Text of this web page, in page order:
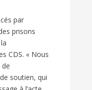
par
prisons
CDS. « Nous
soutien, qui